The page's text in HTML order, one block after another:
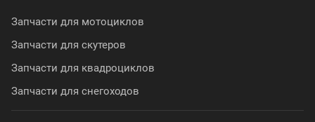
Запчасти для мотоциклов
Запчасти для скутеров
Запчасти для квадроциклов
Запчасти для снегоходов